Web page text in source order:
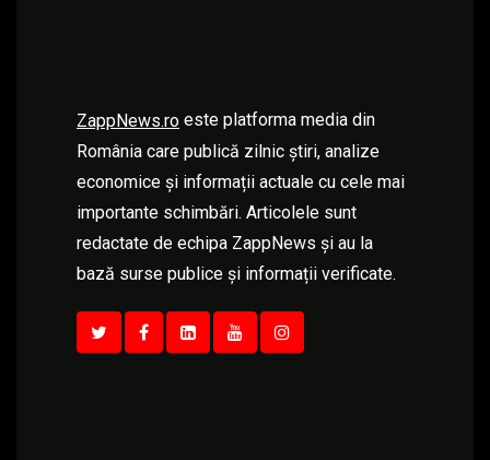
ZappNews.ro este platforma media din
România care publică zilnic știri, analize
economice și informații actuale cu cele mai
importante schimbări. Articolele sunt
redactate de echipa ZappNews și au la
bază surse publice și informații verificate.